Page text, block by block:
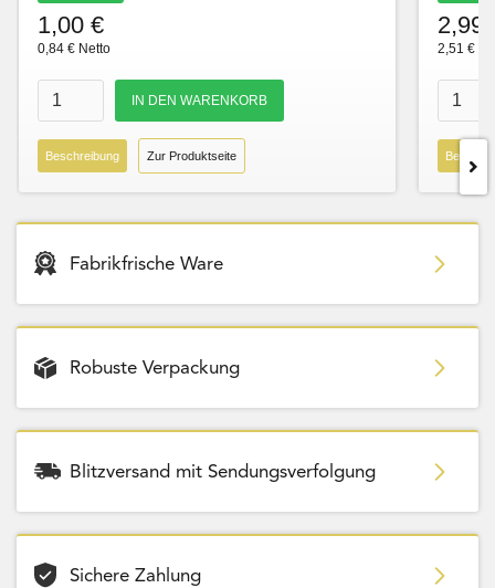
1,00 €
0,84 € Netto
Beschreibung Zur Produktseite
2,99
2,51 €
Fabrikfrische Ware
Robuste Verpackung
Blitzversand mit Sendungsverfolgung
Sichere Zahlung